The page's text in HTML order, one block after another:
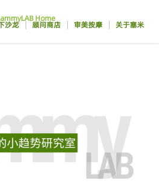
Home
沙龙 顾问商店 审美按摩 关于塞米